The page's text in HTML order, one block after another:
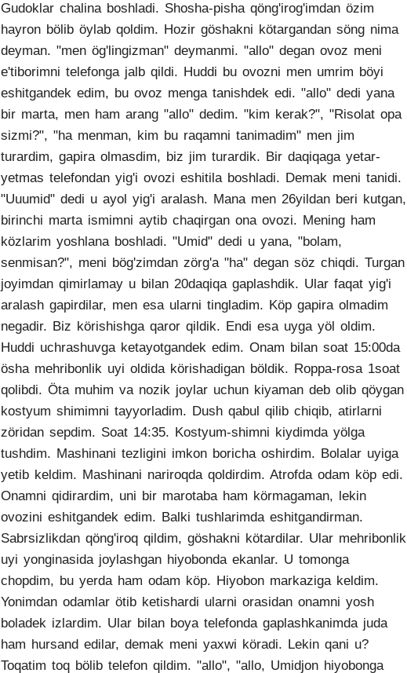
Gudoklar chalina boshladi. Shosha-pisha qöng'irog'imdan özim
hayron bölib öylab qoldim. Hozir göshakni kötargandan söng nima
deyman. "men ög'lingizman" deymanmi. "allo" degan ovoz meni
e'tiborimni telefonga jalb qildi. Huddi bu ovozni men umrim böyi
eshitgandek edim, bu ovoz menga tanishdek edi. "allo" dedi yana
bir marta, men ham arang "allo" dedim. "kim kerak?", "Risolat opa
sizmi?", "ha menman, kim bu raqamni tanimadim" men jim
turardim, gapira olmasdim, biz jim turardik. Bir daqiqaga yetar-
yetmas telefondan yig'i ovozi eshitila boshladi. Demak meni tanidi.
"Uuumid" dedi u ayol yig'i aralash. Mana men 26yildan beri kutgan,
birinchi marta ismimni aytib chaqirgan ona ovozi. Mening ham
közlarim yoshlana boshladi. "Umid" dedi u yana, "bolam,
senmisan?", meni bög'zimdan zörg'a "ha" degan söz chiqdi. Turgan
joyimdan qimirlamay u bilan 20daqiqa gaplashdik. Ular faqat yig'i
aralash gapirdilar, men esa ularni tingladim. Köp gapira olmadim
negadir. Biz körishishga qaror qildik. Endi esa uyga yöl oldim.
Huddi uchrashuvga ketayotgandek edim. Onam bilan soat 15:00da
ösha mehribonlik uyi oldida körishadigan böldik. Roppa-rosa 1soat
qolibdi. Öta muhim va nozik joylar uchun kiyaman deb olib qöygan
kostyum shimimni tayyorladim. Dush qabul qilib chiqib, atirlarni
zöridan sepdim. Soat 14:35. Kostyum-shimni kiydimda yölga
tushdim. Mashinani tezligini imkon boricha oshirdim. Bolalar uyiga
yetib keldim. Mashinani nariroqda qoldirdim. Atrofda odam köp edi.
Onamni qidirardim, uni bir marotaba ham körmagaman, lekin
ovozini eshitgandek edim. Balki tushlarimda eshitgandirman.
Sabrsizlikdan qöng'iroq qildim, göshakni kötardilar. Ular mehribonlik
uyi yonginasida joylashgan hiyobonda ekanlar. U tomonga
chopdim, bu yerda ham odam köp. Hiyobon markaziga keldim.
Yonimdan odamlar ötib ketishardi ularni orasidan onamni yosh
boladek izlardim. Ular bilan boya telefonda gaplashkanimda juda
ham hursand edilar, demak meni yaxwi köradi. Lekin qani u?
Toqatim toq bölib telefon qildim. "allo", "allo, Umidjon hiyobonga